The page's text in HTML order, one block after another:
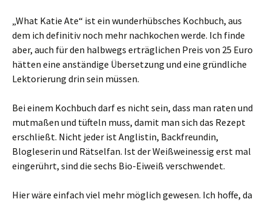
„What Katie Ate“ ist ein wunderhübsches Kochbuch, aus
dem ich definitiv noch mehr nachkochen werde. Ich finde
aber, auch für den halbwegs erträglichen Preis von 25 Euro
hätten eine anständige Übersetzung und eine gründliche
Lektorierung drin sein müssen.
Bei einem Kochbuch darf es nicht sein, dass man raten und
mutmaßen und tüfteln muss, damit man sich das Rezept
erschließt. Nicht jeder ist Anglistin, Backfreundin,
Blogleserin und Rätselfan. Ist der Weißweinessig erst mal
eingerührt, sind die sechs Bio-Eiweiß verschwendet.
Hier wäre einfach viel mehr möglich gewesen. Ich hoffe, da